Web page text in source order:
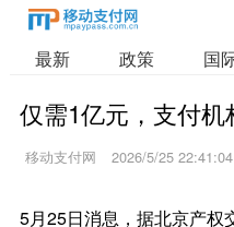
最新 政策 国
仅需1亿元，支付
移动支付网 2026/5/25 22:41:04
5月25日消息，据北京产权